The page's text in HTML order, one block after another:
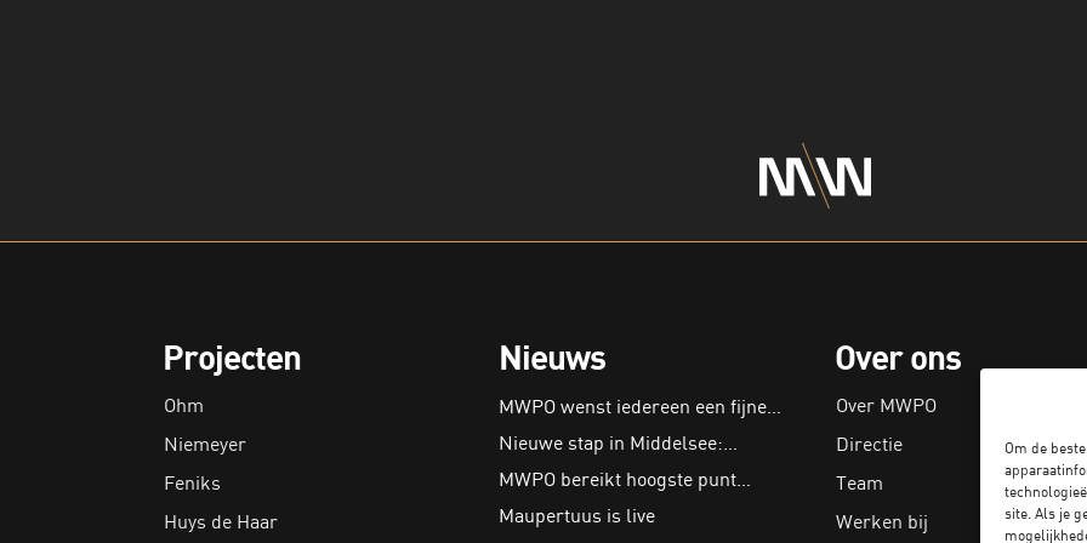
Om de
site. Als je
Projecten
Ohm
Niemeyer
Feniks
Huys de Haar
Nieuws
MWPO wenst iedereen een fijne…
Nieuwe stap in Middelsee:…
MWPO bereikt hoogste punt…
Maupertuus is live
Over ons
Over MWPO
Directie
Team
Werken bij